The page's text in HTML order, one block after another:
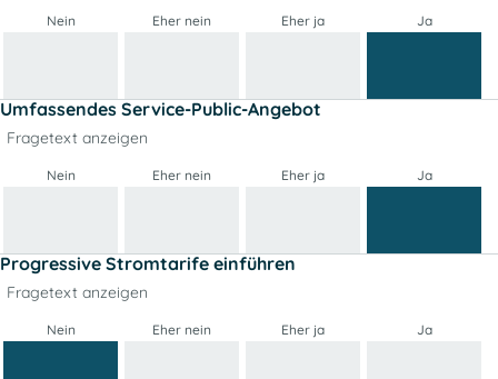
Nein Eher nein Eher ja Ja
Umfassendes Service-Public-Angebot
Fragetext anzeigen
Nein Eher nein Eher ja Ja
Progressive Stromtarife einführen
Fragetext anzeigen
Nein Eher nein Eher ja Ja